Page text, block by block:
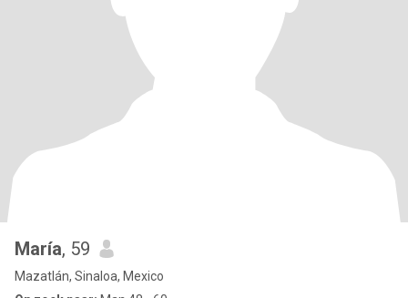
María, 59
Mazatlán, Sinaloa, Mexico